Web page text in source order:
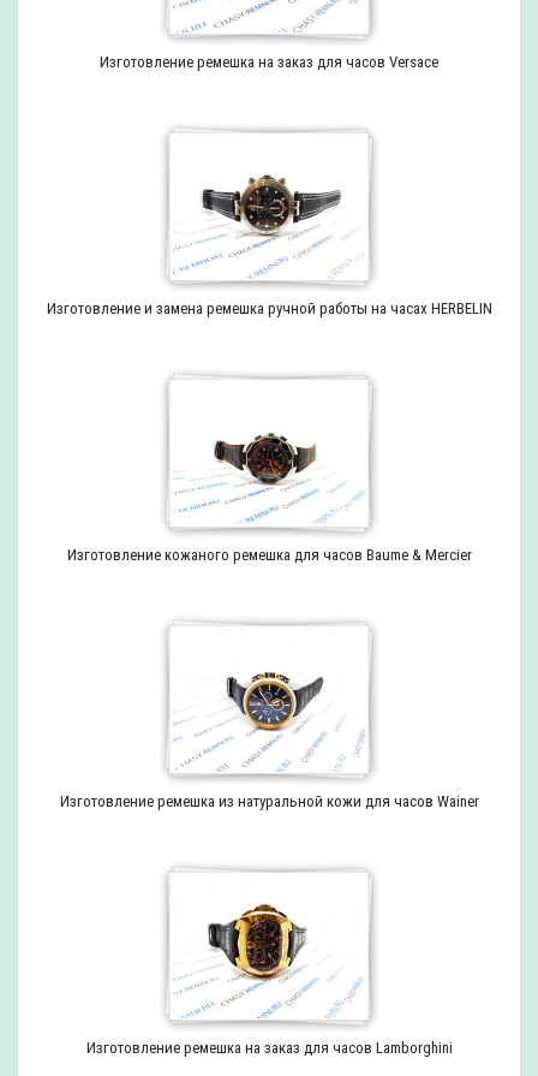
Изготовление ремешка на заказ для часов Versace
Изготовление и замена ремешка ручной работы на часах HERBELIN
Изготовление кожаного ремешка для часов Baume & Mercier
Изготовление ремешка из натуральной кожи для часов Wainer
Изготовление ремешка на заказ для часов Lamborghini